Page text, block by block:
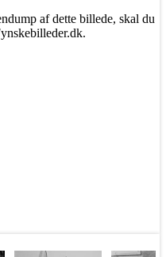
af dette billede, skal du